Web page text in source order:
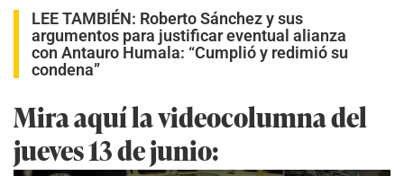
LEE TAMBIÉN: Roberto Sánchez y sus
argumentos para justificar eventual alianza
con Antauro Humala: “Cumplió y redimió su
condena”
Mira aquí la videocolumna del
jueves 13 de junio: